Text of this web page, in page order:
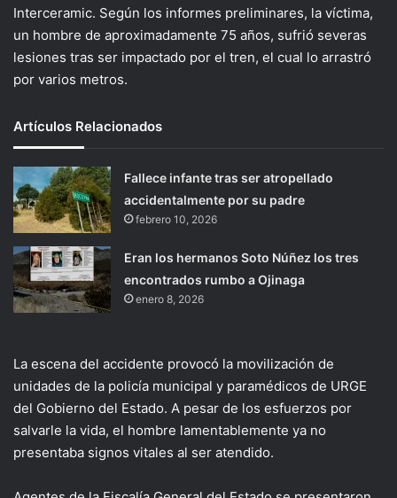
Interceramic. Según los informes preliminares, la víctima,
un hombre de aproximadamente 75 años, sufrió severas
lesiones tras ser impactado por el tren, el cual lo arrastró
por varios metros.
Artículos Relacionados
Fallece infante tras ser atropellado
accidentalmente por su padre
febrero 10, 2026
Eran los hermanos Soto Núñez los tres
encontrados rumbo a Ojinaga
enero 8, 2026
La escena del accidente provocó la movilización de
unidades de la policía municipal y paramédicos de URGE
del Gobierno del Estado. A pesar de los esfuerzos por
salvarle la vida, el hombre lamentablemente ya no
presentaba signos vitales al ser atendido.